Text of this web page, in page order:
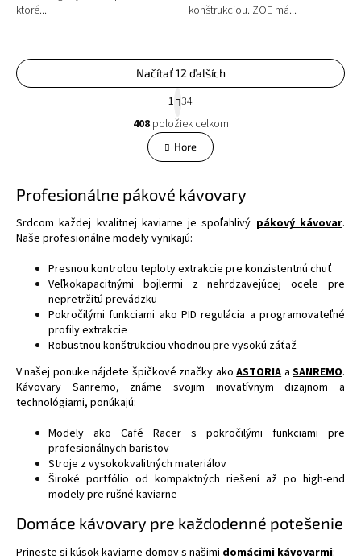
ktoré...
konštrukciou. ZOE má...
O
v
l
á
a
i
e
r
v
y
ý
i
s
Načítať 12 ďalších
t
r
á
n
k
v
a
i
e
1 34
408položiek celkom
Hore
Profesionálne pákové kávovary
Srdcom každej kvalitnej kaviarne je spoľahlivý pákový kávovar.
Naše profesionálne modely vynikajú:
Presnou kontrolou teploty extrakcie pre konzistentnú chuť
Veľkokapacitnými bojlermi z nehrdzavejúcej ocele pre
nepretržitú prevádzku
Pokročilými funkciami ako PID regulácia a programovateľné
profily extrakcie
Robustnou konštrukciou vhodnou pre vysokú záťaž
V našej ponuke nájdete špičkové značky akoASTORIAaSANREMO.
Kávovary Sanremo, známe svojim inovatívnym dizajnom a
technológiami, ponúkajú:
Modely ako Café Racer s pokročilými funkciami pre
profesionálnych baristov
Stroje z vysokokvalitných materiálov
Široké portfólio od kompaktných riešení až po high-end
modely pre rušné kaviarne
Domáce kávovary pre každodenné potešenie
Prineste si kúsok kaviarne domov s našimi domácimi kávovarmi: